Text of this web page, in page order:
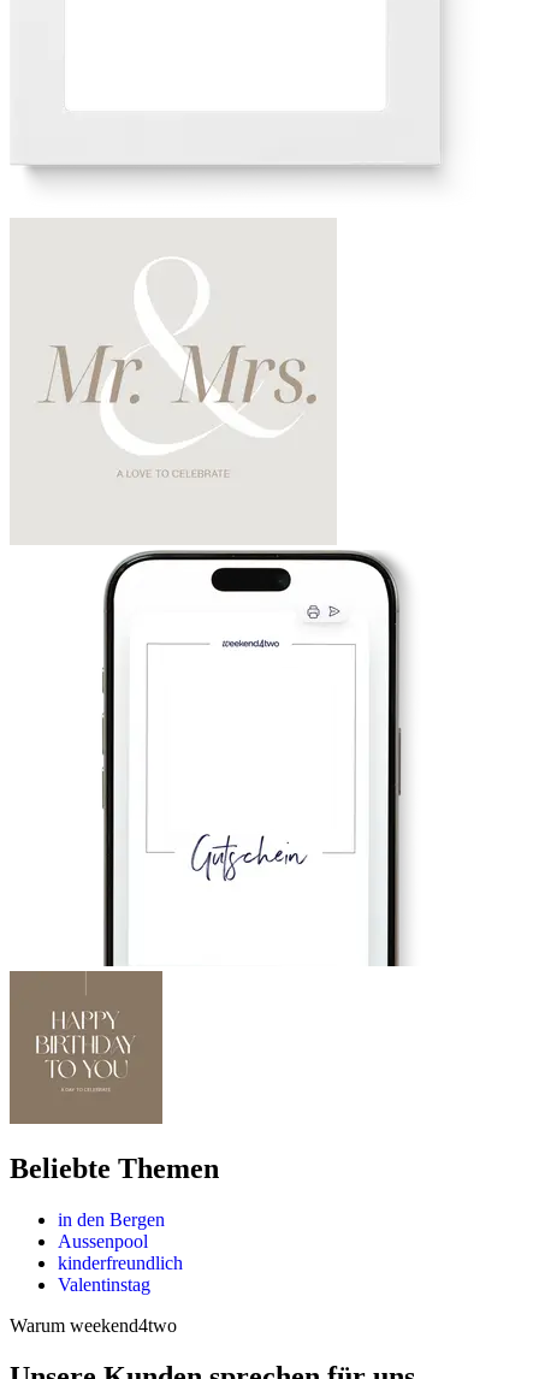
Beliebte Themen
in den Bergen
Aussenpool
kinderfreundlich
Valentinstag
Warum weekend4two